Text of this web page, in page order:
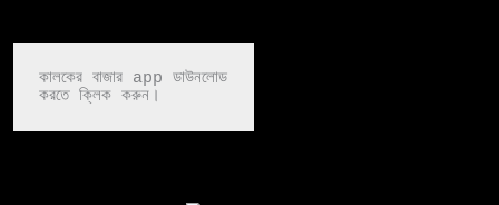
কালকের বাজার app ডাউনলোড
করতে ক্লিক করুন।